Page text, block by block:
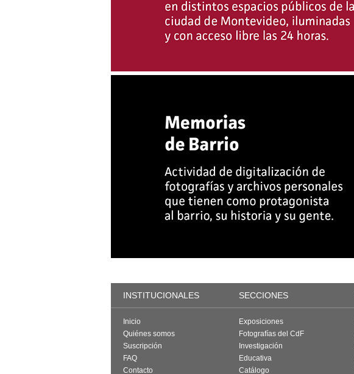
INSTITUCIONALES SECCIONES
Inicio
Quiénes somos
Suscripción
FAQ
Contacto
Exposiciones
Fotografías del CdF
Investigación
Educativa
Catálogo